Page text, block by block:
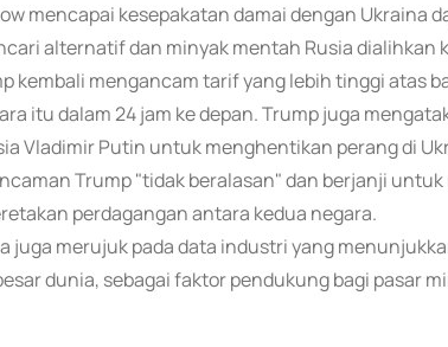
mencapai kesepakatan damai dengan Ukraina
alternatif dan minyak mentah Rusia dialihkan
kembali mengancam tarif yang lebih tinggi atas
itu dalam 24 jam ke depan. Trump juga
Vladimir Putin untuk menghentikan perang di
Trump "tidak beralasan" dan berjanji
perdagangan antara kedua negara.
juga merujuk pada data industri yang
dunia, sebagai faktor pendukung bagi pasar